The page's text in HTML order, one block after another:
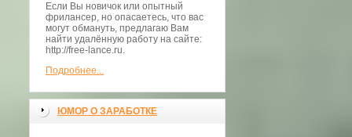
Если Вы новичок или опытный
фрилансер, но опасаетесь, что вас
могут обмануть, предлагаю Вам
найти удалённую работу на сайте:
http://free-lance.ru.
Подробнее...
ЮМОР О ЗАРАБОТКЕ